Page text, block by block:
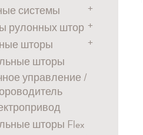
системы
+
системы
управление
для разделения
управление
рулонных штор +
рулонных штор
системы в
шторы
+
шторы
управление /
шторы Flex